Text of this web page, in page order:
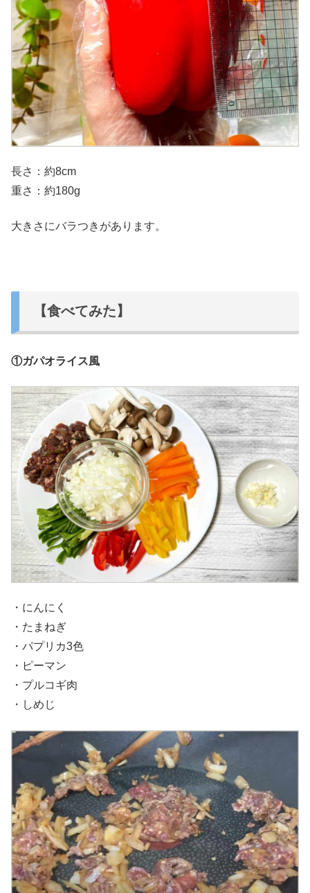
長さ：約8cm
重さ：約180g
大きさにバラつきがあります。
【食べてみた】
①ガパオライス風
・にんにく
・たまねぎ
・パプリカ3色
・ピーマン
・プルコギ肉
・しめじ